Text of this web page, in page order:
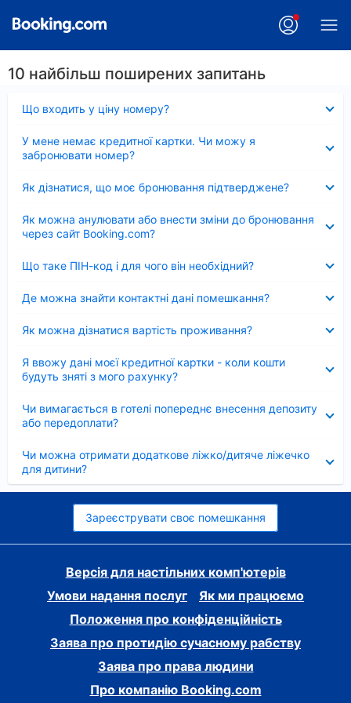
10 найбільш поширених запитань
Що входить у ціну номеру?
У мене немає кредитної картки. Чи можу я
забронювати номер?
Як дізнатися, що моє бронювання підтверджене?
Як можна анулювати або внести зміни до бронювання
через сайт Booking.com?
Що таке ПІН-код і для чого він необхідний?
Де можна знайти контактні дані помешкання?
Як можна дізнатися вартість проживання?
Я ввожу дані моєї кредитної картки - коли кошти
будуть зняті з мого рахунку?
Чи вимагається в готелі попереднє внесення депозиту
або передоплати?
Чи можна отримати додаткове ліжко/дитяче ліжечко
для дитини?
Зареєструвати своє помешкання
Версія для настільних комп'ютерів
Умови надання послуг
Як ми працюємо
Положення про конфіденційність
Заява про протидію сучасному рабству
Заява про права людини
Про компанію Booking.com